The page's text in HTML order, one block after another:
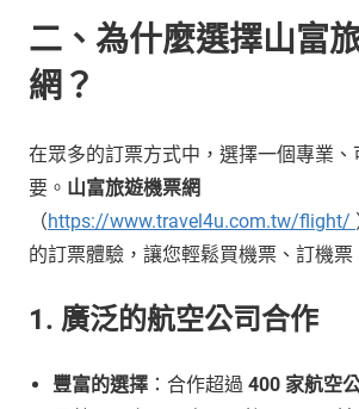
二、為什麼選擇山富
網？
在眾多的訂票方式中，選擇一個專業
要。 山富旅遊機票網
（https://www.travel4u.com.tw/flight/
的訂票體驗，讓您輕鬆買機票、訂機票
1. 廣泛的航空公司合作
豐富的選擇 ：合作超過 400 家航空